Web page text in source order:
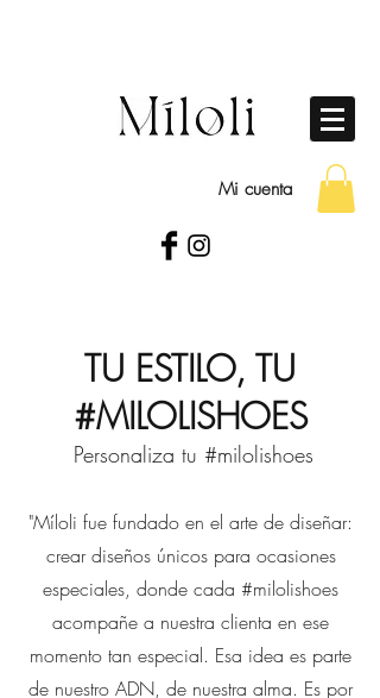
Mi cuenta
TU ESTILO, TU
#MILOLISHOES
Personaliza tu #milolishoes
"Míloli fue fundado en el arte de diseñar:
crear diseños únicos para ocasiones
especiales, donde cada #milolishoes
acompañe a nuestra clienta en ese
momento tan especial. Esa idea es parte
de nuestro ADN, de nuestra alma. Es por